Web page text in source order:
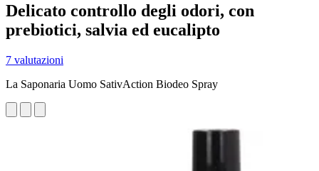
Delicato controllo degli odori, con
prebiotici, salvia ed eucalipto
7 valutazioni
La Saponaria Uomo SativAction Biodeo Spray